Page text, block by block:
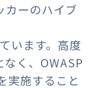
カーのハイブ
います。高度
く、OWASP
実施すること